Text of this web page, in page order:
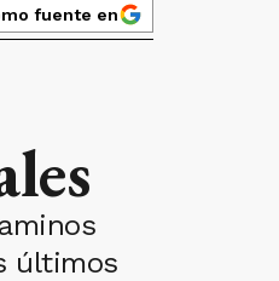
fuente en
últimos